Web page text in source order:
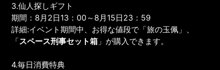
3.仙人探しギフト
期間：8月2日13：00～8月15日23：59
詳細:イベント期間中、お得な値段で「旅の玉佩」、
「スペース刑事セット箱 」が購入できます。
4.毎日消費特典